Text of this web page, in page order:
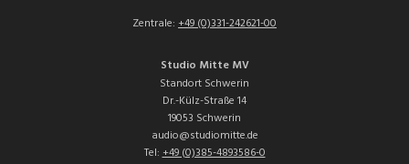
Zentrale: +49 (0)331-242621-00
Studio Mitte MV
Standort Schwerin
Dr.-Külz-Straße 14
19053 Schwerin
audio@studiomitte.de
Tel:+49 (0)385-4893586-0